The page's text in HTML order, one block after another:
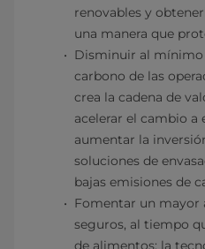
renovables y
una manera que
Disminuir al mínimo
carbono de las
crea la cadena de
acelerar el cambio a
aumentar la
soluciones de
bajas emisiones de
Fomentar un mayor
seguros, al tiempo
de alimentos: la